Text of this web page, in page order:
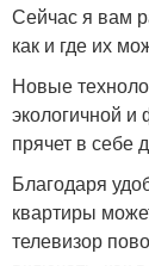
Сейчас я вам
как и где их
Новые
экологичной
прячет в себе
Благодаря
квартиры
телевизор